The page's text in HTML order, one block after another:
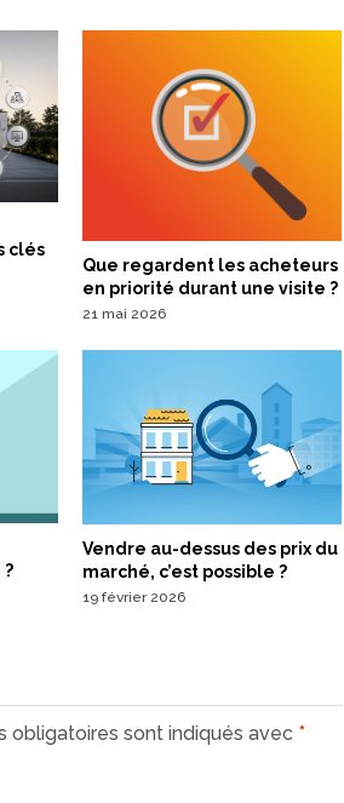
clés
Que regardent les acheteurs
en priorité durant une visite ?
21 mai 2026
Vendre au-dessus des prix du
marché, c’est possible ?
19 février 2026
obligatoires sont indiqués avec *